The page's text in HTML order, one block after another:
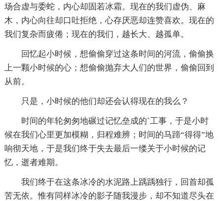
场合虚与委蛇，内心却固若冰霜。现在的我们虚伪、麻
木，内心向往却口吐拒绝，心存厌恶却连赞喜欢。现在的
我们复杂而疲倦；现在的我们，越长大、越孤单。
回忆起小时候，想偷偷穿过这条时间的河流，偷偷换
上一颗小时候的心；想偷偷抛弃大人们的世界，偷偷回到
从前。
只是，小时候的他们却还会认得现在的我么？
时间的年轮匆匆地碾过记忆垒成的`工事，于是小时
候在我们心里更加模糊，归程难辨；时间的马蹄“得得”地
响彻天地，于是我们终于失去最后一缕关于小时候的记
忆，逝者难期。
我们终于在这条冰冷的水泥路上踽踽独行，回首却孤
苦无依。惟有同样冰冷的影子随我漫步，却不知道尽头在